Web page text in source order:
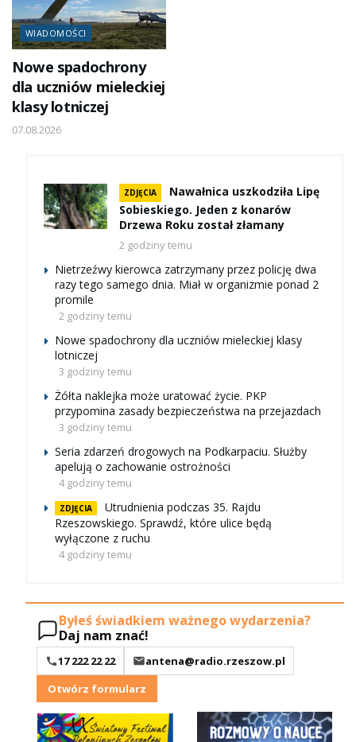
WIADOMOŚCI
Nowe spadochrony
dla uczniów mieleckiej
klasy lotniczej
07.08.2026
ZDJĘCIA
Nawałnica uszkodziła Lipę
Sobieskiego. Jeden z konarów
Drzewa Roku został złamany
2 godziny temu
Nietrzeźwy kierowca zatrzymany przez policję dwa
razy tego samego dnia. Miał w organizmie ponad 2
promile
2 godziny temu
Nowe spadochrony dla uczniów mieleckiej klasy
lotniczej
3 godziny temu
Żółta naklejka może uratować życie. PKP
przypomina zasady bezpieczeństwa na przejazdach
3 godziny temu
Seria zdarzeń drogowych na Podkarpaciu. Służby
apelują o zachowanie ostrożności
4 godziny temu
ZDJĘCIA
Utrudnienia podczas 35. Rajdu
Rzeszowskiego. Sprawdź, które ulice będą
wyłączone z ruchu
4 godziny temu
Byłeś świadkiem ważnego wydarzenia?
Daj nam znać!
17 222 22 22
antena@radio.rzeszow.pl
Otwórz formularz